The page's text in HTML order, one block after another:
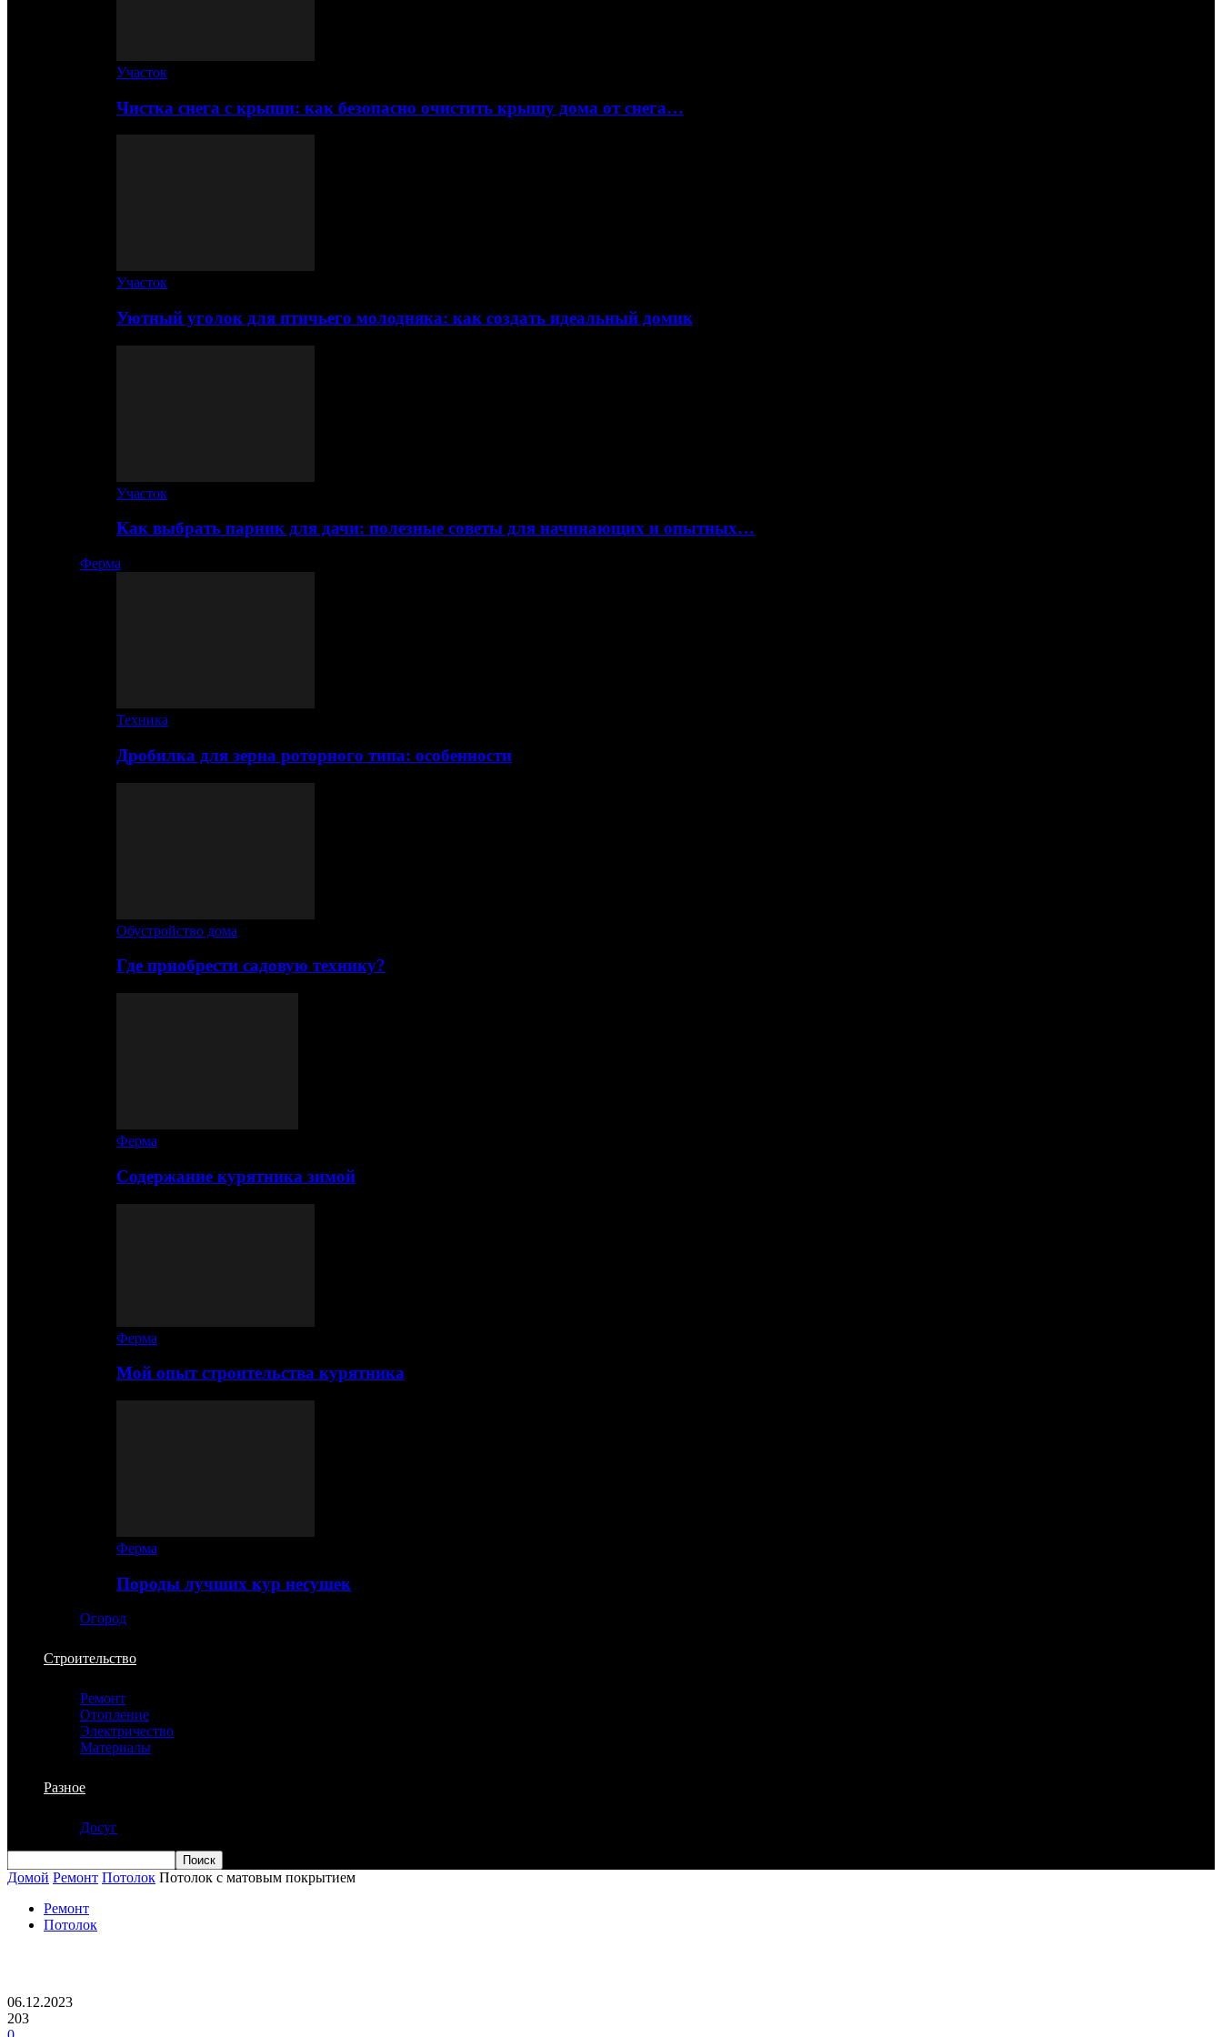
Участок
Чистка снега с крыши: как безопасно очистить крышу дома от снега…
Участок
Уютный уголок для птичьего молодняка: как создать идеальный домик
Участок
Как выбрать парник для дачи: полезные советы для начинающих и опытных…
Ферма
Техника
Дробилка для зерна роторного типа: особенности
Обустройство дома
Где приобрести садовую технику?
Ферма
Содержание курятника зимой
Ферма
Мой опыт строительства курятника
Ферма
Породы лучших кур несушек
Огород
Строительство
Ремонт
Отопление
Электричество
Материалы
Разное
Досуг
Домой Ремонт Потолок Потолок с матовым покрытием
Ремонт
Потолок
06.12.2023
203